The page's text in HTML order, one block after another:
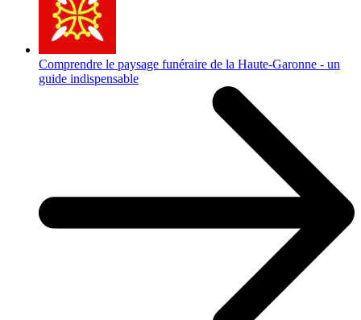
Comprendre le paysage funéraire de la Haute-Garonne - un
guide indispensable